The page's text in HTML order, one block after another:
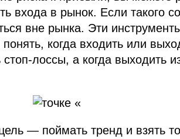
входа в рынок. Если такого
вне рынка. Эти
когда входить или
лоссы, а когда выходить
— поймать тренд и взять